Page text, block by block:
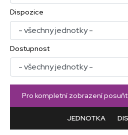
Dispozice
Dostupnost
Pro kompletní zobrazení
JEDNOTKA